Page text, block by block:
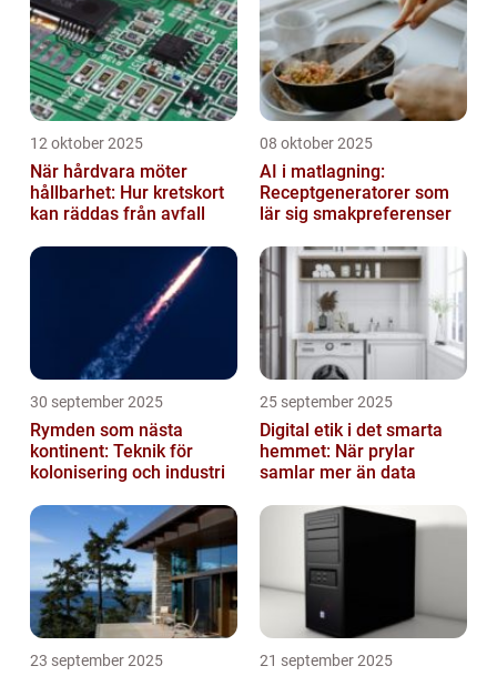
12 oktober 2025
När hårdvara möter
hållbarhet: Hur kretskort
kan räddas från avfall
08 oktober 2025
AI i matlagning:
Receptgeneratorer som
lär sig smakpreferenser
30 september 2025
Rymden som nästa
kontinent: Teknik för
kolonisering och industri
25 september 2025
Digital etik i det smarta
hemmet: När prylar
samlar mer än data
23 september 2025 21 september 2025